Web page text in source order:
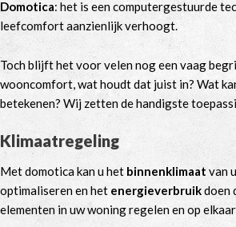
Domotica: het is een computergestuurde
leefcomfort aanzienlijk verhoogt.
Toch blijft het voor velen nog een vaag
wooncomfort, wat houdt dat juist in? Wat
betekenen? Wij zetten de handigste
Klimaatregeling
Met domotica kan u het binnenklimaatvan
optimaliseren en het energieverbruikdoen
elementen in uw woning regelen en op